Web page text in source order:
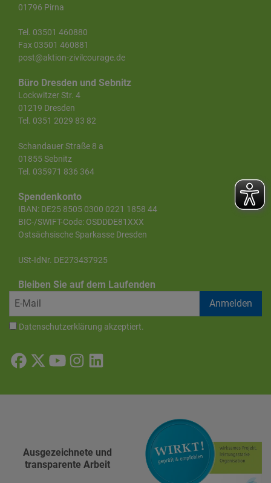
01796 Pirna
Tel. 03501 460880
Fax 03501 460881
post@aktion-zivilcourage.de
Büro Dresden und Sebnitz
Lockwitzer Str. 4
01219 Dresden
Tel. 0351 2029 83 82
Schandauer Straße 8 a
01855 Sebnitz
Tel. 035971 836 364
Spendenkonto
IBAN: DE25 8505 0300 0221 1858 44
BIC-/SWIFT-Code: OSDDDE81XXX
Ostsächsische Sparkasse Dresden
USt-IdNr. DE273437925
Bleiben Sie auf dem Laufenden
Datenschutzerklärung akzeptiert.
Ausgezeichnete und
transparente Arbeit